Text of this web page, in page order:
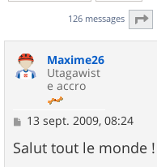
126 messages
Maxime26
Utagawist
e accro
M
s
s
13 sept. 2009, 08:24
Salut tout le monde !